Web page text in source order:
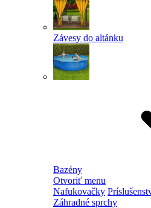
Závesy do altánku
Bazény
Otvoriť menu
Nafukovačky
Záhradné sprchy